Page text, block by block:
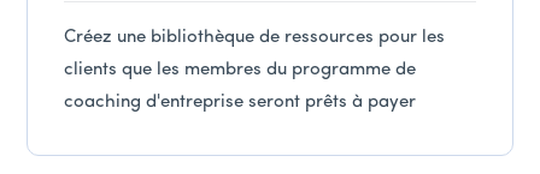
Créez une bibliothèque de ressources pour les
clients que les membres du programme de
coaching d'entreprise seront prêts à payer